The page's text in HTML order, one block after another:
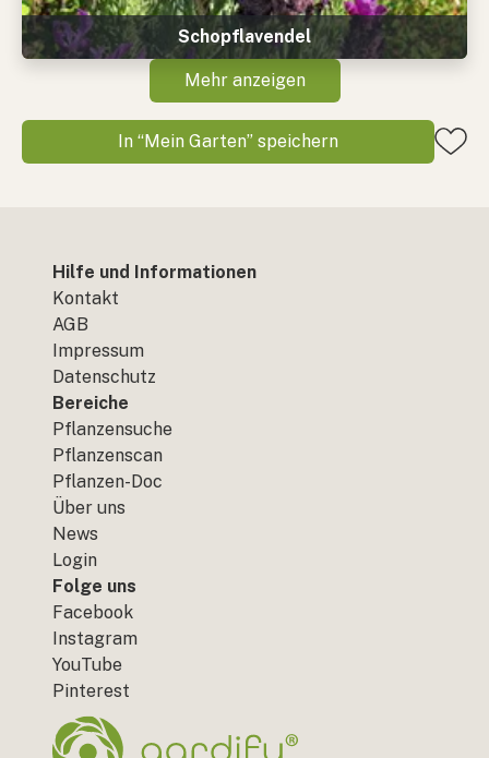
Schopflavendel
Mehr anzeigen
In “Mein Garten” speichern
Hilfe und Informationen
Kontakt
AGB
Impressum
Datenschutz
Bereiche
Pflanzensuche
Pflanzenscan
Pflanzen-Doc
Über uns
News
Login
Folge uns
Facebook
Instagram
YouTube
Pinterest